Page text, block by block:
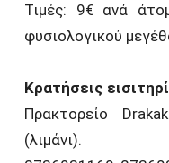
Τιμές: 9€ ανά
φυσιολογικού
Κρατήσεις
Πρακτορείο
(λιμάνι).